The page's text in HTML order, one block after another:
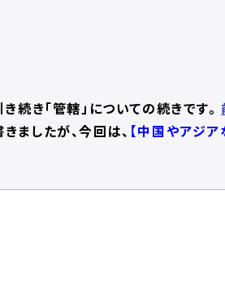
続き「管轄」についての続きです。
きましたが、今回は、 【中国やアジア